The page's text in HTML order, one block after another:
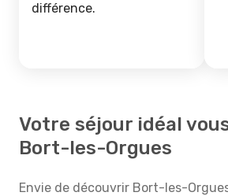
différence.
Votre séjour idéal
Bort-les-Orgues
Envie de découvrir Bort-les-